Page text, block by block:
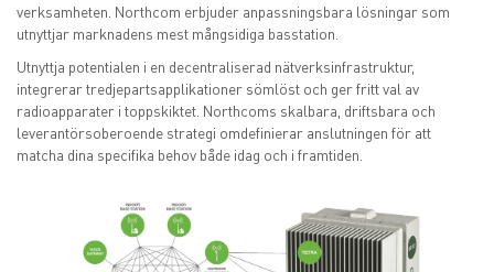
verksamheten. Northcom erbjuder anpassningsbara lösningar som
utnyttjar marknadens mest mångsidiga basstation.
Utnyttja potentialen i en decentraliserad nätverksinfrastruktur,
integrerar tredjepartsapplikationer sömlöst och ger fritt val av
radioapparater i toppskiktet. Northcoms skalbara, driftsbara och
leverantörsoberoende strategi omdefinierar anslutningen för att
matcha dina specifika behov både idag och i framtiden.